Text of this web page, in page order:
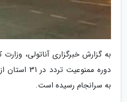
به گزارش خبرگزاری آناتولی،
دوره ممنوعیت
به سرانجام رسیده است.